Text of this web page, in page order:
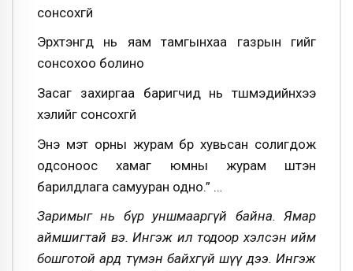
сонсохгүй
Эрхтэнгүүд нь яам тамгынхаа газрын үгийг
сонсохоо болино
Засаг захиргаа баригчид нь түшмэдийнхээ
хэлийг сонсохгүй
Энэ мэт орны журам бүр хувьсан солигдож
одсоноос хамаг юмны журам шүтэн
барилдлага самууран одно.” …
Заримыг нь бүр уншмааргүй байна. Ямар
аймшигтай вэ. Ингэж ил тодоор хэлсэн ийм
бошготой ард түмэн байхгүй шүү дээ. Ингэж